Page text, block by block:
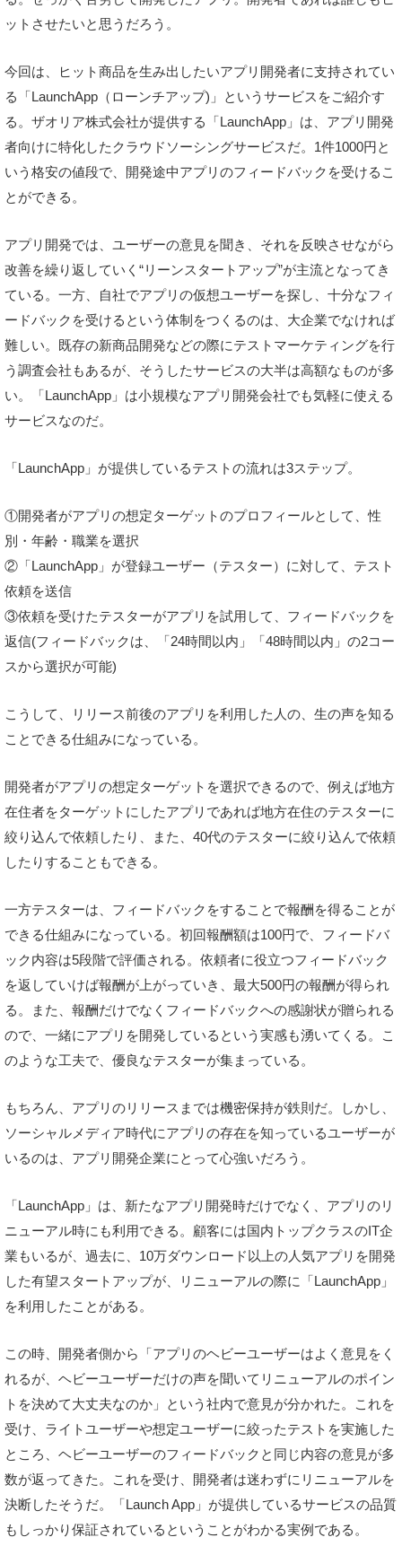
ットさせたいと思うだろう。
今回は、ヒット商品を生み出したいアプリ開発者に支持されてい
る「LaunchApp（ローンチアップ)」というサービスをご紹介す
る。ザオリア株式会社が提供する「LaunchApp」は、アプリ開発
者向けに特化したクラウドソーシングサービスだ。1件1000円と
いう格安の値段で、開発途中アプリのフィードバックを受けるこ
とができる。
アプリ開発では、ユーザーの意見を聞き、それを反映させながら
改善を繰り返していく“リーンスタートアップ”が主流となってき
ている。一方、自社でアプリの仮想ユーザーを探し、十分なフィ
ードバックを受けるという体制をつくるのは、大企業でなければ
難しい。既存の新商品開発などの際にテストマーケティングを行
う調査会社もあるが、そうしたサービスの大半は高額なものが多
い。「LaunchApp」は小規模なアプリ開発会社でも気軽に使える
サービスなのだ。
「LaunchApp」が提供しているテストの流れは3ステップ。
①開発者がアプリの想定ターゲットのプロフィールとして、性
別・年齢・職業を選択
②「LaunchApp」が登録ユーザー（テスター）に対して、テスト
依頼を送信
③依頼を受けたテスターがアプリを試用して、フィードバックを
返信(フィードバックは、「24時間以内」「48時間以内」の2コー
スから選択が可能)
こうして、リリース前後のアプリを利用した人の、生の声を知る
ことできる仕組みになっている。
開発者がアプリの想定ターゲットを選択できるので、例えば地方
在住者をターゲットにしたアプリであれば地方在住のテスターに
絞り込んで依頼したり、また、40代のテスターに絞り込んで依頼
したりすることもできる。
一方テスターは、フィードバックをすることで報酬を得ることが
できる仕組みになっている。初回報酬額は100円で、フィードバ
ック内容は5段階で評価される。依頼者に役立つフィードバック
を返していけば報酬が上がっていき、最大500円の報酬が得られ
る。また、報酬だけでなくフィードバックへの感謝状が贈られる
ので、一緒にアプリを開発しているという実感も湧いてくる。こ
のような工夫で、優良なテスターが集まっている。
もちろん、アプリのリリースまでは機密保持が鉄則だ。しかし、
ソーシャルメディア時代にアプリの存在を知っているユーザーが
いるのは、アプリ開発企業にとって心強いだろう。
「LaunchApp」は、新たなアプリ開発時だけでなく、アプリのリ
ニューアル時にも利用できる。顧客には国内トップクラスのIT企
業もいるが、過去に、10万ダウンロード以上の人気アプリを開発
した有望スタートアップが、リニューアルの際に「LaunchApp」
を利用したことがある。
この時、開発者側から「アプリのヘビーユーザーはよく意見をく
れるが、ヘビーユーザーだけの声を聞いてリニューアルのポイン
トを決めて大丈夫なのか」という社内で意見が分かれた。これを
受け、ライトユーザーや想定ユーザーに絞ったテストを実施した
ところ、ヘビーユーザーのフィードバックと同じ内容の意見が多
数が返ってきた。これを受け、開発者は迷わずにリニューアルを
決断したそうだ。「Launch App」が提供しているサービスの品質
もしっかり保証されているということがわかる実例である。